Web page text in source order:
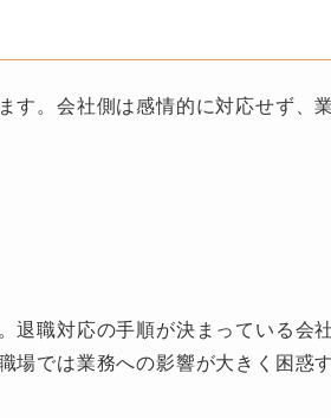
す。会社側は感情的に対応せず、
退職対応の手順が決まっている会
場では業務への影響が大きく困惑